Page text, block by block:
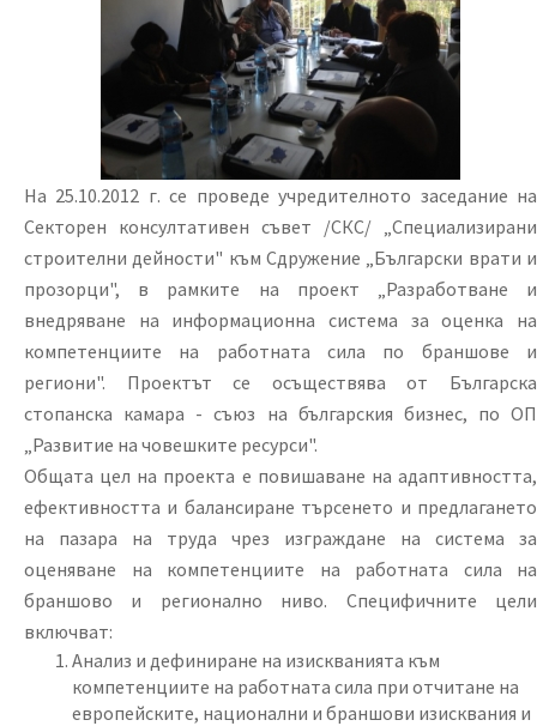
На 25.10.2012 г. се проведе учредителното заседание на
Секторен консултативен съвет /СКС/ „Специализирани
строителни дейности" към Сдружение „Български врати и
прозорци", в рамките на проект „Разработване и
внедряване на информационна система за оценка на
компетенциите на работната сила по браншове и
региони". Проектът се осъществява от Българска
стопанска камара - съюз на българския бизнес, по ОП
„Развитие на човешките ресурси".
Общата цел на проекта е повишаване на адаптивността,
ефективността и балансиране търсенето и предлагането
на пазара на труда чрез изграждане на система за
оценяване на компетенциите на работната сила на
браншово и регионално ниво. Специфичните цели
включват:
Анализ и дефиниране на изискванията към
компетенциите на работната сила при отчитане на
европейските, национални и браншови изисквания и